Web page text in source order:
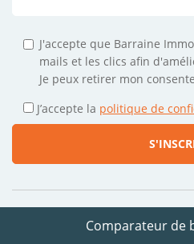
J'accepte que Barraine
mails et les clics afin
Je peux retirer mon
J’accepte la politique de
Suivez-nous
Comparateur de